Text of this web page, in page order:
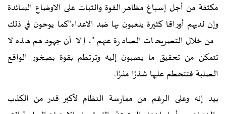
مکثفة من أجل إسباغ مظاهر القوة والثبات على الاوضاع السائدة
وإن لديهم أوراقا کثيرة يلعبون بها ضد الاعداء"کما يوحون في ذلك
من خلال التصريحات الصادرة عنهم"، إلا أن جهودهم هذه لا
تتمکن من تحقيق ما يصبون إليه وترتطم بقوة بصخور الواقع
الصلبة فتتحطم عليها شذرًا مذرًا.
بيد إنه وعلى الرغم من ممارسة النظام لأکبر قدر من الکذب